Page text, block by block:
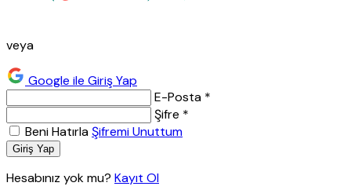
veya
Google ile Giriş Yap
E-Posta *
Şifre *
Beni HatırlaŞifremi Unuttum
Giriş Yap
Hesabınız yok mu? Kayıt Ol